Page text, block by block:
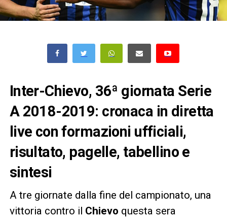
Inter-Chievo, 36ª giornata Serie
A 2018-2019: cronaca in diretta
live con formazioni ufficiali,
risultato, pagelle, tabellino e
sintesi
A tre giornate dalla fine del campionato, una
vittoria contro il Chievo questa sera